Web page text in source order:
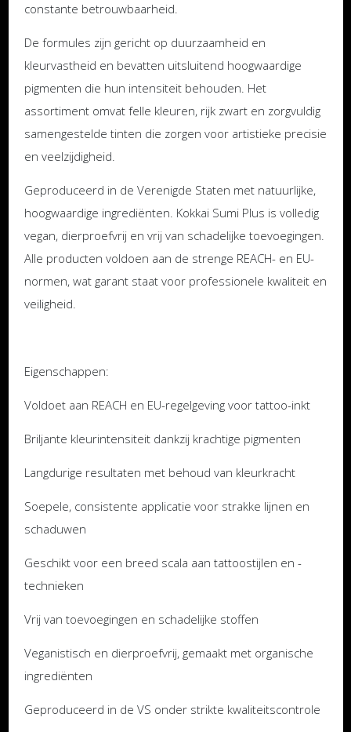
constante betrouwbaarheid.
De formules zijn gericht op duurzaamheid en
kleurvastheid en bevatten uitsluitend hoogwaardige
pigmenten die hun intensiteit behouden. Het
assortiment omvat felle kleuren, rijk zwart en zorgvuldig
samengestelde tinten die zorgen voor artistieke precisie
en veelzijdigheid.
Geproduceerd in de Verenigde Staten met natuurlijke,
hoogwaardige ingrediënten. Kokkai Sumi Plus is volledig
vegan, dierproefvrij en vrij van schadelijke toevoegingen.
Alle producten voldoen aan de strenge REACH- en EU-
normen, wat garant staat voor professionele kwaliteit en
veiligheid.
Eigenschappen:
Voldoet aan REACH en EU-regelgeving voor tattoo-inkt
Briljante kleurintensiteit dankzij krachtige pigmenten
Langdurige resultaten met behoud van kleurkracht
Soepele, consistente applicatie voor strakke lijnen en
schaduwen
Geschikt voor een breed scala aan tattoostijlen en -
technieken
Vrij van toevoegingen en schadelijke stoffen
Veganistisch en dierproefvrij, gemaakt met organische
ingrediënten
Geproduceerd in de VS onder strikte kwaliteitscontrole